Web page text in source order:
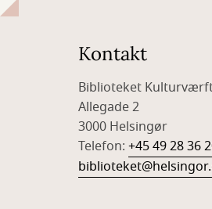
Kontakt
Biblioteket
Allegade 2
3000 Helsingør
Telefon: +45 49 28 36